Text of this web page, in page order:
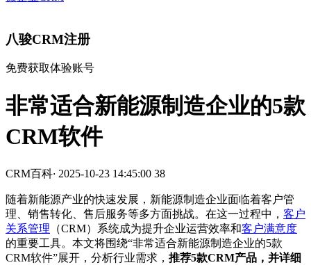
八骏CRM注册
免费获取体验账号
非常适合新能源制造企业的5款
CRM软件
CRM百科· 2025-10-23 14:45:00 38
随着新能源产业的快速发展，新能源制造企业面临着客户管
理、销售转化、售后服务等多方面挑战。在这一过程中， 客户
关系管理 （CRM）系统成为提升企业运营效率和客户满意度
的重要工具。本文将围绕“非常适合新能源制造企业的5款
CRM软件”展开，分析行业需求， 推荐5款CRM产品，并详细